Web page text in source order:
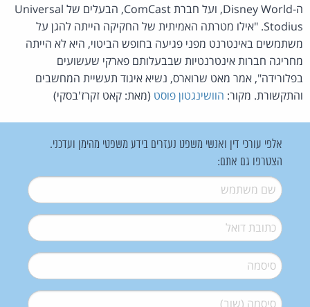
ה-Disney World, ועל חברת ComCast, הבעלים של Universal
Stodius. "אילו מטרתה האמיתית של החקיקה הייתה להגן על
משתמשים באינטרנט מפני פגיעה בחופש הביטוי, היא לא הייתה
מחריגה חברות אינטרנטיות שבבעלותם פארקי שעשועים
בפלורידה", אמר מאט שרוארס, נשיא איגוד תעשיית המחשבים
והתקשורת. מקור: הוושינגטון פוסט (מאת: קאט זקרז'בסקי)
אלפי עורכי דין ואנשי משפט נעזרים בידע משפטי מהימן ועדכני.
הצטרפו גם אתם:
שם משתמש*
דואל*
סיסמה*
סיסמה (שוב)*